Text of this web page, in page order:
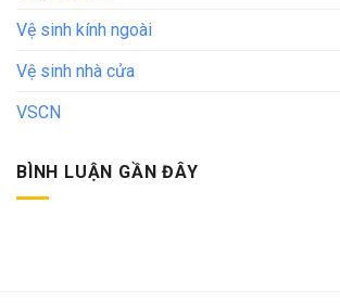
Vệ sinh kính ngoài
Vệ sinh nhà cửa
VSCN
BÌNH LUẬN GẦN ĐÂY